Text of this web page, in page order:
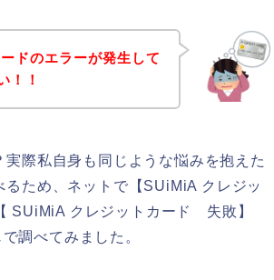
ドのエラーが発生して
！！
際私自身も同じような悩みを抱えた
ため、ネットで【SUiMiA クレジッ
SUiMiA クレジットカード 失敗】
調べてみました。